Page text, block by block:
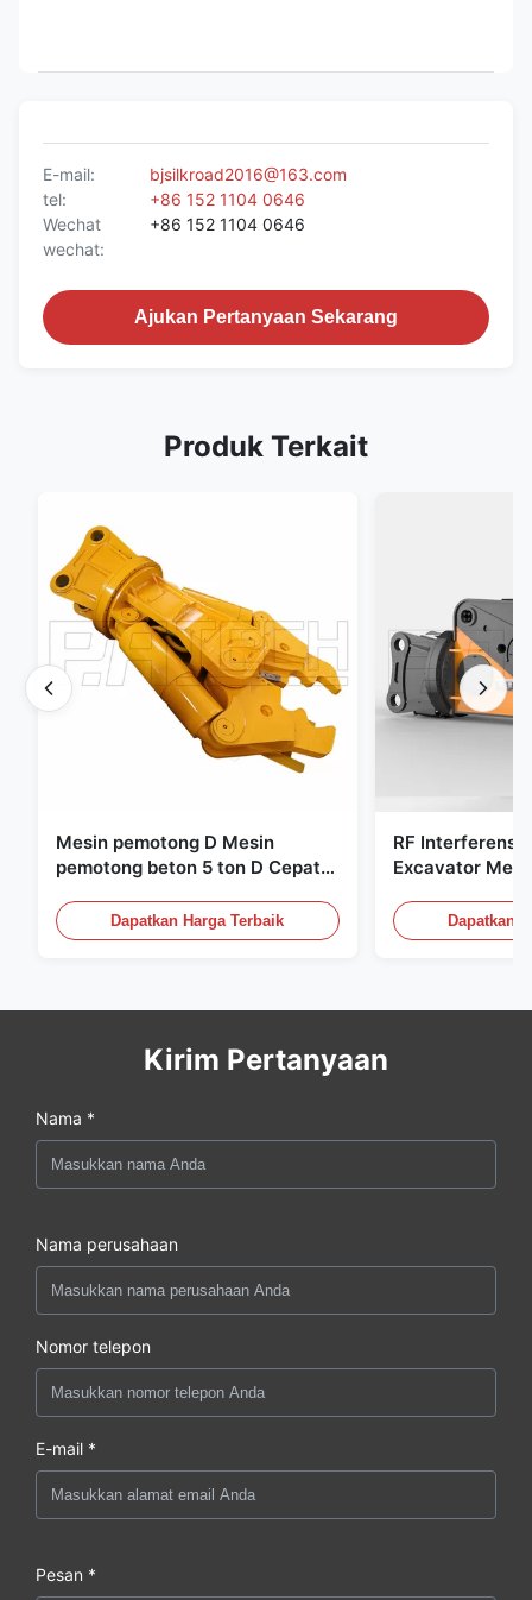
E-mail:
bjsilkroad2016@163.com
tel:
+86 152 1104 0646
Wechat
wechat:
+86 152 1104 0646
Ajukan Pertanyaan Sekarang
Produk Terkait
Mesin pemotong D Mesin
pemotong beton 5 ton D Cepat
Dapatkan Harga Terbaik
RF Interferensi
Excavator
Dapatkan
Kirim Pertanyaan
Nama *
Nama perusahaan
Nomor telepon
E-mail *
Pesan *